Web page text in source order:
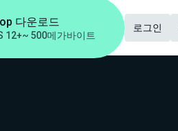
다운로드
12+~ 500메가바이트
로그인